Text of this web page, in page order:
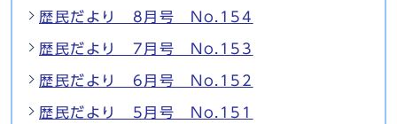
歴民だより 8月号 No.154
歴民だより 7月号 No.153
歴民だより 6月号 No.152
歴民だより 5月号 No.151